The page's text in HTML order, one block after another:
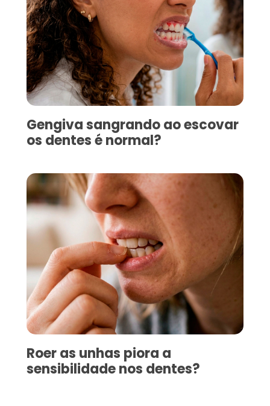
Gengiva sangrando ao escovar
os dentes é normal?
Roer as unhas piora a
sensibilidade nos dentes?